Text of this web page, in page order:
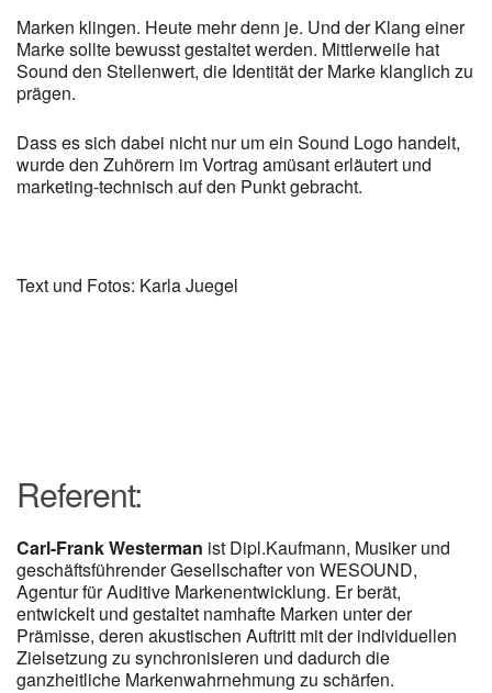
Marken klingen. Heute mehr denn je. Und der Klang einer
Marke sollte bewusst gestaltet werden. Mittlerweile hat
Sound den Stellenwert, die Identität der Marke klanglich zu
prägen.
Dass es sich dabei nicht nur um ein Sound Logo handelt,
wurde den Zuhörern im Vortrag amüsant erläutert und
marketing-technisch auf den Punkt gebracht.
Text und Fotos: Karla Juegel
Referent:
Carl-Frank Westerman ist Dipl.Kaufmann, Musiker und
geschäftsführender Gesellschafter von WESOUND,
Agentur für Auditive Markenentwicklung. Er berät,
entwickelt und gestaltet namhafte Marken unter der
Prämisse, deren akustischen Auftritt mit der individuellen
Zielsetzung zu synchronisieren und dadurch die
ganzheitliche Markenwahrnehmung zu schärfen.